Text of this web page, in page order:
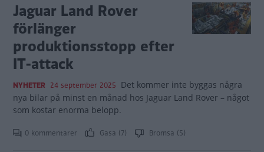
Jaguar Land Rover
förlänger
produktionsstopp efter
IT-attack
NYHETER 24 september 2025 Det kommer inte byggas några
nya bilar på minst en månad hos Jaguar Land Rover – något
som kostar enorma belopp.
0 kommentarer Gasa (7) Bromsa (5)